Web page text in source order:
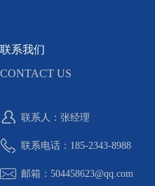
联系我们
CONTACT US
联系人：张经理
联系电话：185-2343-8988
邮箱：504458623@qq.com